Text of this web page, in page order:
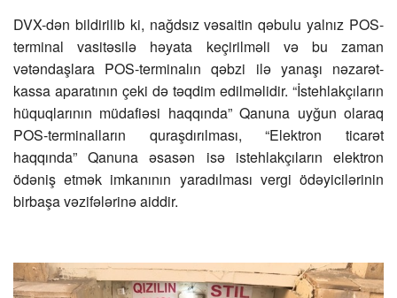
DVX-dən bildirilib ki, nağdsız vəsaitin qəbulu yalnız POS-
terminal vasitəsilə həyata keçirilməli və bu zaman
vətəndaşlara POS-terminalın qəbzi ilə yanaşı nəzarət-
kassa aparatının çeki də təqdim edilməlidir. “İstehlakçıların
hüquqlarının müdafiəsi haqqında” Qanuna uyğun olaraq
POS-terminalların quraşdırılması, “Elektron ticarət
haqqında” Qanuna əsasən isə istehlakçıların elektron
ödəniş etmək imkanının yaradılması vergi ödəyicilərinin
birbaşa vəzifələrinə aiddir.